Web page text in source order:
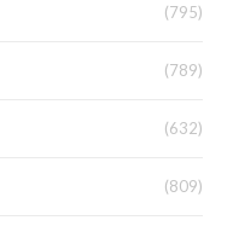
(795)
(789)
(632)
(809)